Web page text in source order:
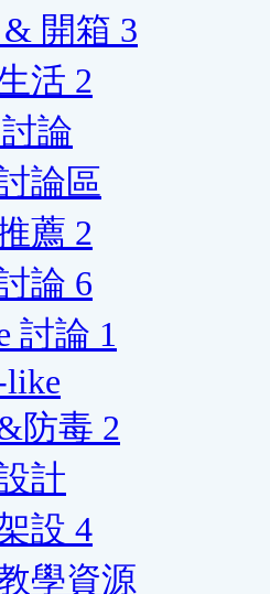
開箱 3
活 2
論
論區
薦 2
論 6
討論 1
防毒 2
計
設 4
學資源